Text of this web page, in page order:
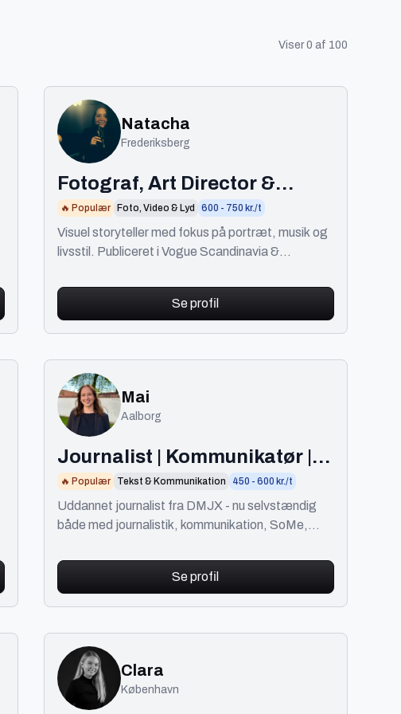
Viser0af 100
Natacha
Frederiksberg
Fotograf, Art Director &
Klipper
🔥 Populær Foto, Video & Lyd 600 - 750 kr./t
Visuel storyteller med fokus på portræt, musik og
livsstil. Publiceret i Vogue Scandinavia &
og kunstnere
Se profil
Mai
Aalborg
Journalist | Kommunikatør |
SoMe-specialist
🔥 Populær Tekst & Kommunikation 450 - 600 kr./t
Uddannet journalist fra DMJX - nu selvstændig
både med journalistik, kommunikation, SoMe,
Se profil
Clara
København